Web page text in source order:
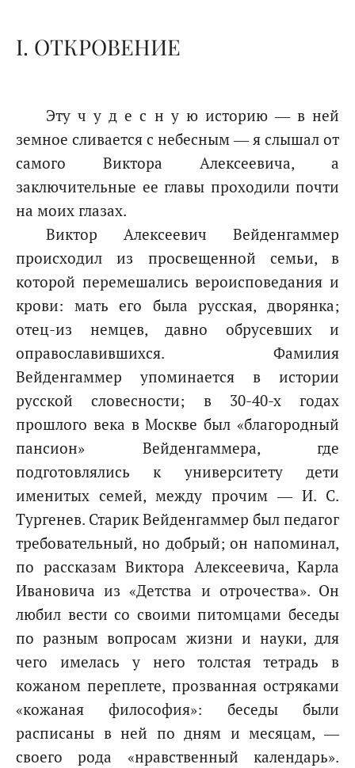
I. ОТКРОВЕНИЕ
Эту ч у д е с н у ю историю — в ней
земное сливается с небесным — я слышал от
самого Виктора Алексеевича, а
заключительные ее главы проходили почти
на моих глазах.
Виктор Алексеевич Вейденгаммер
происходил из просвещенной семьи, в
которой перемешались вероисповедания и
крови: мать его была русская, дворянка;
отец-из немцев, давно обрусевших и
оправославившихся. Фамилия
Вейденгаммер упоминается в истории
русской словесности; в 30-40-х годах
прошлого века в Москве был «благородный
пансион» Вейденгаммера, где
подготовлялись к университету дети
именитых семей, между прочим — И. С.
Тургенев. Старик Вейденгаммер был педагог
требовательный, но добрый; он напоминал,
по рассказам Виктора Алексеевича, Карла
Ивановича из «Детства и отрочества». Он
любил вести со своими питомцами беседы
по разным вопросам жизни и науки, для
чего имелась у него толстая тетрадь в
кожаном переплете, прозванная остряками
«кожаная философия»: беседы были
расписаны в ней по дням и месяцам, —
своего рода «нравственный календарь».